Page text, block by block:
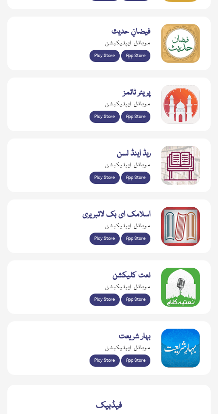
فیضانِ حدیث
موبائل ایپلیکیشن
Play Store App Store
پریئر ٹائمز
موبائل ایپلیکیشن
Play Store App Store
ریڈ اینڈ لسن
موبائل ایپلیکیشن
Play Store App Store
اسلامک ای بک لائبریری
موبائل ایپلیکیشن
Play Store App Store
نعت کلیکشن
موبائل ایپلیکیشن
Play Store App Store
بہار شریعت
موبائل ایپلیکیشن
Play Store App Store
فیڈبیک